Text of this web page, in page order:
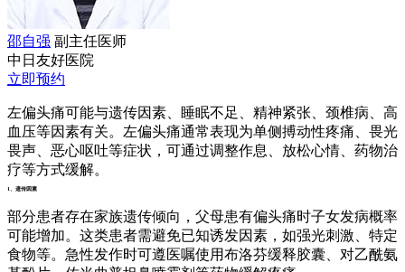
邵自强 副主任医师
中日友好医院
立即预约
左偏头痛可能与遗传因素、睡眠不足、精神紧张、颈椎病、高
血压等因素有关。左偏头痛通常表现为单侧搏动性疼痛、畏光
畏声、恶心呕吐等症状，可通过调整作息、放松心情、药物治
疗等方式缓解。
1、遗传因素
部分患者存在家族遗传倾向，父母患有偏头痛时子女发病概率
可能增加。这类患者需避免已知诱发因素，如强光刺激、特定
食物等。急性发作时可遵医嘱使用布洛芬缓释胶囊、对乙酰氨